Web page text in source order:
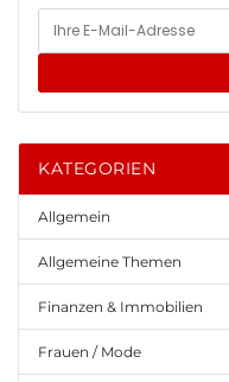
KATEGORIEN
Allgemein
Allgemeine Themen
Finanzen & Immobilien
Frauen / Mode